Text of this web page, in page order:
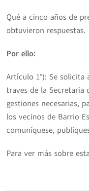
Qué a cinco años de
obtuvieron respuestas.
Por ello:
Artículo 1°): Se solicita
traves de la Secretaria
gestiones necesarias,
los vecinos de Barrio
comuníquese,
Para ver más sobre